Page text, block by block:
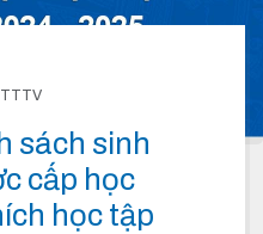
sách sinh
cấp học
học tập